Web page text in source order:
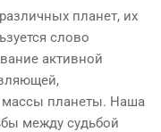
планет, их
слово
активной
планеты. Наша
между судьбой